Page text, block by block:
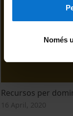
Només
Recursos per
16 April, 2020